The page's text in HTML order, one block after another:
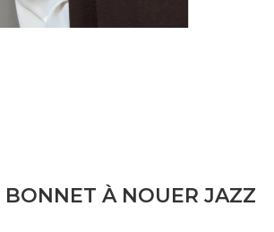
BONNET À NOUER JAZZ